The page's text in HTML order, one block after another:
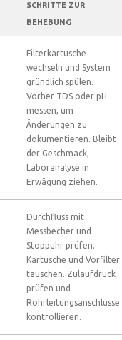
SCHRITTE ZUR
BEHEBUNG
Filterkartusche
wechseln und System
gründlich spülen.
Vorher TDS oder pH
messen, um
Änderungen zu
dokumentieren. Bleibt
der Geschmack,
Laboranalyse in
Erwägung ziehen.
Durchfluss mit
Messbecher und
Stoppuhr prüfen.
Kartusche und Vorfilter
tauschen. Zulaufdruck
prüfen und
Rohrleitungsanschlüsse
kontrollieren.